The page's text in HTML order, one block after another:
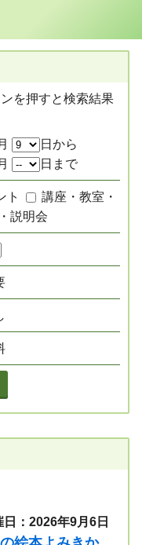
を押すと検索結果
日から
日まで
ト
講座・教室・
説明会
日：2026年9月6日